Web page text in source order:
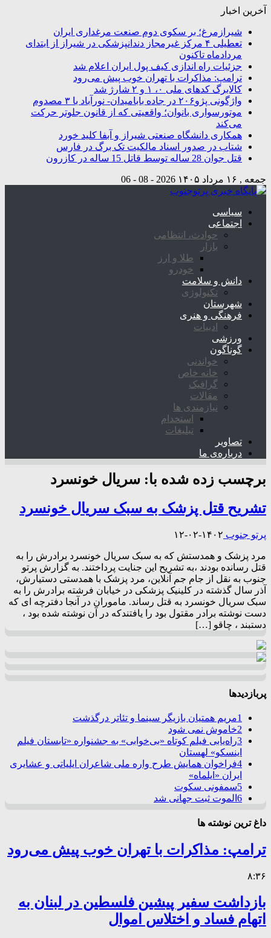
آخرین اخبار
شیرازمرغ؛ بر سکوی دوم صنعت مرغداری ایران
تعطیلی ۴ مرکز غیرمجاز دندانپزشکی در شیراز از ابتدای
مردادماه تاکنون
جزئیات راه اندازی کیف پول ایران اعلام شد
ترامپ: مذاکرات با تهران خوب پیش می‌رود
کالابرگ کدهای ملی ۰، ۱ و ۲ شارژ شد
واژگونی پژو۲۰۶ در جاده بابامیدان- نورآباد با ۳ مصدوم
موتورسواری بانوان؛ واقعیتی که از قانون جلوتر حرکت
می‌کند
همکاری دانشگاه صنعتی شیراز و آبفا کلید خورد
شتاب در صدور اسناد مالکیت تک برگ در فارس
قتل جوان 28 ساله توسط قاتل 15 ساله در کازرون
جمعه , ۱۶ مرداد ۱۴۰۵ 2026 - 08 - 06
سیاسی
اجتماعی
حوادث، انتظامی
بازار
طلا و ارز
خودرو
دانش و سلامت
تکنولوژی
شهرستان
فرهنگی و هنری
ادبیات
ورزشی
گوناگون
خواندنی
خانه خاص
گرافیک
مقالات
نیازمندی ها
استخدام
تبلیغات
تصاویر
درباره‌ی ما
برچسب زده شده با: سریال خونسرد
تشریح قتل پزشک به سبک سریال خونسرد
پرتو جنوب ۱۴۰۲-۰۲-۱۲
مرد پزشک و همدستش که به سبک سریال خونسرد برادرش را به
قتل رسانده بودند ،به تشریح این جنایت پرداختند. به گزارش پرتو
جنوب به نقل از جام جم آنلاین، مرد پزشک با همدستی دستیارش،
آذر سال گذشته در کلینیک پزشکی در خیابان فرشته برادرش را به
سبک سریال خونسرد به قتل رساند. ماموران در آنجا دفترچه ای که
دست نوشته برادر مقتول بود را یافتندکه در آن نوشته شده بود ،
دستبند ، چاقو […]
پربازدیدها
1مریم همتیان بازیگر سینما و تئاتر درگذشت
2خاموش نمی شود
3راه‌یابی فیلم کوتاه «بی‌خوابی» به جشنواره «تابستان فیلم
اینسکو» لهستان
4فراخوان همایش طرح واره ملی شاعران ایلیاتی و عشایری
ایران «ایلماه»
5سمفونی سکوت
6 الموت ثبت جهانی شد
داغ ترین نوشته ها
ترامپ: مذاکرات با تهران خوب پیش می‌رود
۸:۳۶
بازداشت سفیر پیشین فلسطین در لبنان به
اتهام فساد و اختلاس اموال